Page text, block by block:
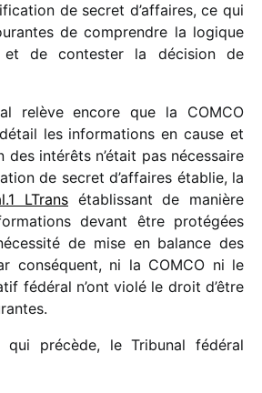
de secret d’affaires, ce qui
de comprendre la logique
et de contes­ter la déci­sion de
relève encore que la COMCO
les infor­ma­tions en cause et
des inté­rêts n’était pas néces­saire
de secret d’affaires établie, la
LTrans établis­sant de manière
devant être proté­gées
de mise en balance des
consé­quent, ni la COMCO ni le
fédé­ral n’ont violé le droit d’être
précède, le Tribunal fédé­ral